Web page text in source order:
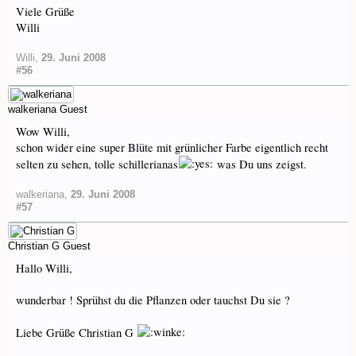
Viele Grüße
Willi
Willi, 29. Juni 2008
#56
walkeriana Guest
Wow Willi,
schon wider eine super Blüte mit grünlicher Farbe eigentlich recht
selten zu sehen, tolle schillerianas
was Du uns zeigst.
walkeriana, 29. Juni 2008
#57
Christian G Guest
Hallo Willi,
wunderbar ! Sprühst du die Pflanzen oder tauchst Du sie ?
Liebe Grüße Christian G